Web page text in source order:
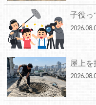
子役っ
屋上を